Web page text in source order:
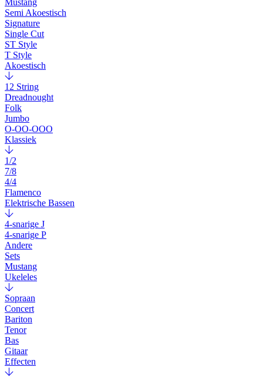
Mustang
Semi Akoestisch
Signature
Single Cut
ST Style
T Style
Akoestisch
12 String
Dreadnought
Folk
Jumbo
O-OO-OOO
Klassiek
1/2
7/8
4/4
Flamenco
Elektrische Bassen
4-snarige J
4-snarige P
Andere
Sets
Mustang
Ukeleles
Sopraan
Concert
Bariton
Tenor
Bas
Gitaar
Effecten